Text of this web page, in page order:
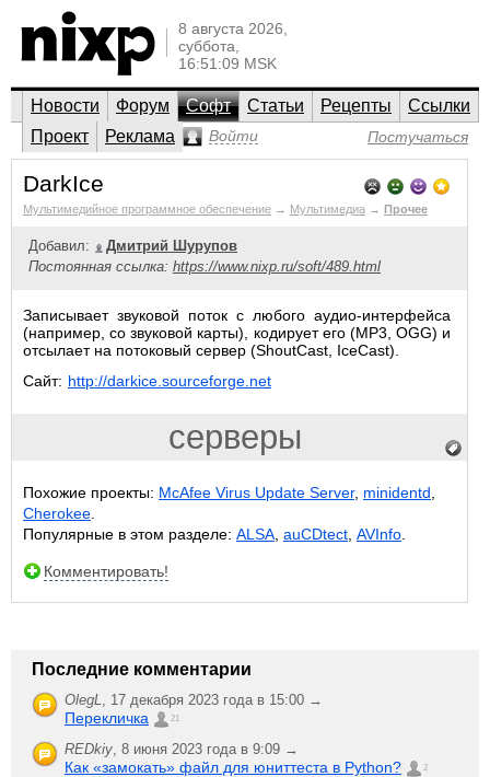
8 августа 2026,
суббота,
16:51:09 MSK
Новости Форум Софт Статьи Рецепты
Ссылки
Проект
Реклама Войти Постучаться
DarkIce
Мультимедийное программное обеспечение → Мультимедиа → Прочее
Добавил:
Дмитрий Шурупов
Постоянная ссылка: https://www.nixp.ru/soft/489.html
Записывает звуковой поток с любого аудио-интерфейса
(например, со звуковой карты), кодирует его (MP3, OGG) и
отсылает на потоковый сервер (ShoutCast, IceCast).
Сайт: http://darkice.sourceforge.net
серверы
Похожие проекты: McAfee Virus Update Server, minidentd
Cherokee
Популярные в этом разделе: ALSA auCDtect AVInfo
Комментировать!
Последние комментарии
OlegL, 17 декабря 2023 года в 15:00 →
Перекличка 21
REDkiy, 8 июня 2023 года в 9:09 →
Как «замокать» файл для юниттеста в Python? 2